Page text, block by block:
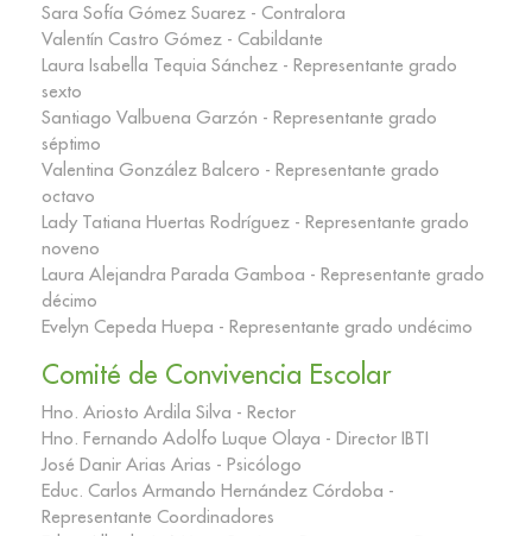
Sara Sofía Gómez Suarez - Contralora
Valentín Castro Gómez - Cabildante
Laura Isabella Tequia Sánchez - Representante grado
sexto
Santiago Valbuena Garzón - Representante grado
séptimo
Valentina González Balcero - Representante grado
octavo
Lady Tatiana Huertas Rodríguez - Representante grado
noveno
Laura Alejandra Parada Gamboa - Representante grado
décimo
Evelyn Cepeda Huepa - Representante grado undécimo
Comité de Convivencia Escolar
Hno. Ariosto Ardila Silva - Rector
Hno. Fernando Adolfo Luque Olaya - Director IBTI
José Danir Arias Arias - Psicólogo
Educ. Carlos Armando Hernández Córdoba -
Representante Coordinadores